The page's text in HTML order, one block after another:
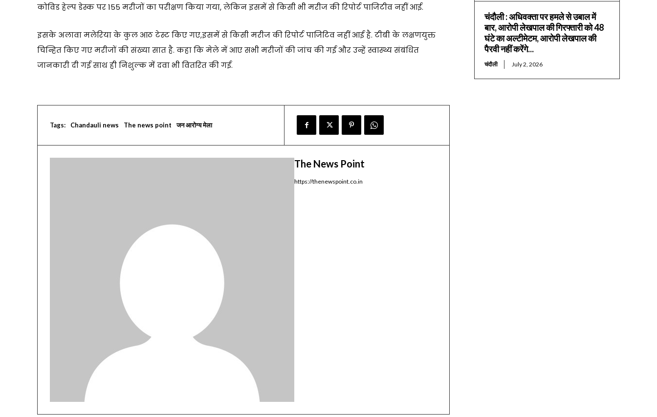
कोविड हेल्प डेस्क पर 155 मरीजों का परीक्षण किया गया, लेकिन इसमें से किसी भी मरीज की रिपोर्ट पाजिटीव नहीं आई.
इसके अलावा मलेरिया के कुल आठ टेस्ट किए गए,इसमें से किसी मरीज की रिपोर्ट पाजिटिव नहीं आई है. टीबी के लक्षणयुक्त
चिन्हित किए गए मरीजों की संख्या सात है. कहा कि मेले में आए सभी मरीजों की जांच की गई और उन्हें स्वास्थ्य संबंधित
जानकारी दी गई साथ ही निशुल्क में दवा भी वितरित की गई.
Tags: Chandauli news The news point जन आरोग्य मेला
The News Point
https://thenewspoint.co.in
चंदौली : अधिवक्ता पर हमले से उबाल में
बार, आरोपी लेखपाल की गिरफ्तारी को 48
घंटे का अल्टीमेटम, आरोपी लेखपाल की
पैरवी नहीं करेंगे...
चंदौली July 2, 2026